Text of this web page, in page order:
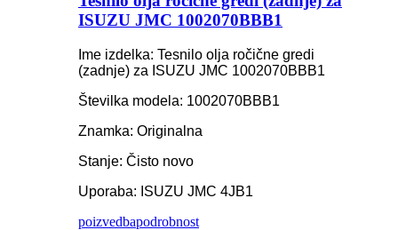
ISUZU JMC 1002070BBB1
Ime izdelka: Tesnilo olja ročične gredi
(zadnje) za ISUZU JMC 1002070BBB1
Številka modela: 1002070BBB1
Znamka: Originalna
Stanje: Čisto novo
Uporaba: ISUZU JMC 4JB1
poizvedbapodrobnost